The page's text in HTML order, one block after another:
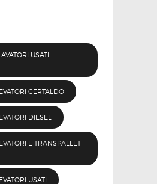
USATI
CERTALDO
DIESEL
E TRANSPALLET
USATI